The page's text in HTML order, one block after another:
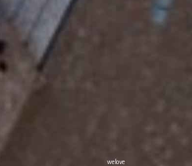
we love